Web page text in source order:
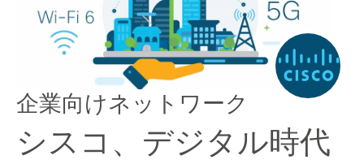
企業向けネットワーク
シスコ、デジタル時代